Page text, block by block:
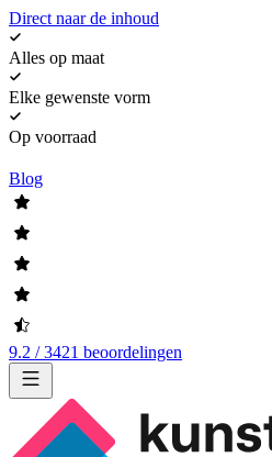
Direct naar de inhoud
Alles op maat
Elke gewenste vorm
Op voorraad
Blog
9.2 / 3421 beoordelingen